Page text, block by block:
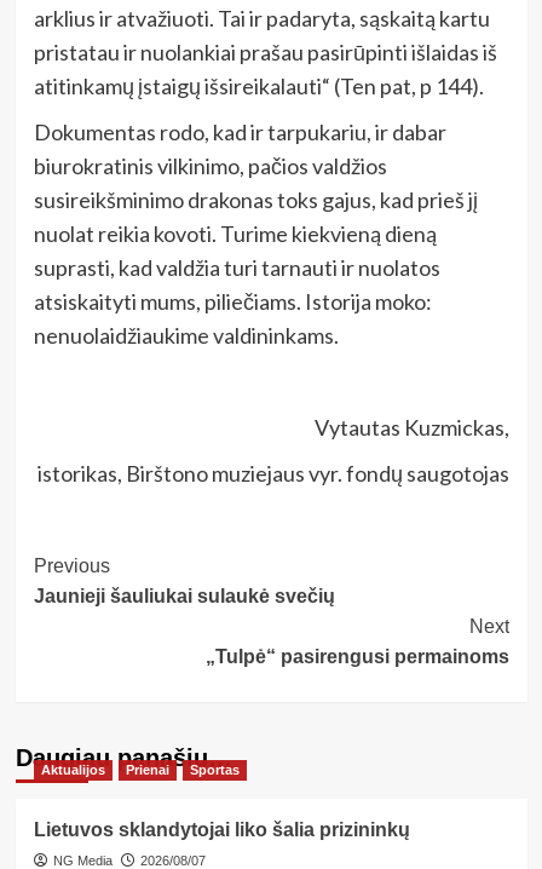
arklius ir atvažiuoti. Tai ir padaryta, sąskaitą kartu
pristatau ir nuolankiai prašau pasirūpinti išlaidas iš
atitinkamų įstaigų išsireikalauti“ (Ten pat, p 144).
Dokumentas rodo, kad ir tarpukariu, ir dabar
biurokratinis vilkinimo, pačios valdžios
susireikšminimo drakonas toks gajus, kad prieš jį
nuolat reikia kovoti. Turime kiekvieną dieną
suprasti, kad valdžia turi tarnauti ir nuolatos
atsiskaityti mums, piliečiams. Istorija moko:
nenuolaidžiaukime valdininkams.
Vytautas Kuzmickas,
istorikas, Birštono muziejaus vyr. fondų saugotojas
Post
Navigation
Previous
Jaunieji šauliukai sulaukė svečių
Next
„Tulpė“ pasirengusi permainoms
Daugiau panašių…
Aktualijos Prienai Sportas
Lietuvos sklandytojai liko šalia prizininkų
NG Media 2026/08/07